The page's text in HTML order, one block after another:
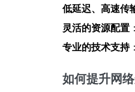
低延迟、高速传
灵活的资源配置
专业的技术支持
如何提升网